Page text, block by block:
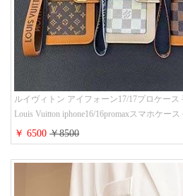
ルイヴィトン アイフォーン17/17プロケー
Louis Vuitton iphone16/16promaxスマホケー
iphone15/14/13ケース ビジネス風 GUCCI
人 可愛い
￥ 6500￥8500